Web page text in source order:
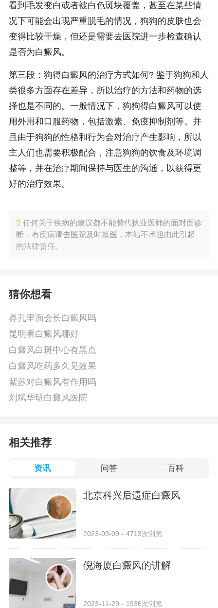
看到毛发变白或者被白色斑块覆盖，甚至在某些情
况下可能会出现严重脱毛的情况，狗狗的皮肤也会
变得比较干燥，但还是需要去医院进一步检查确认
是否为白癜风。
第三段：狗得白癜风的治疗方式如何? 鉴于狗狗和人
类很多方面存在差异，所以治疗的方法和药物的选
择也是不同的。一般情况下，狗狗得白癜风可以使
用外用和口服药物，包括激素、免疫抑制剂等。并
且由于狗狗的性格和行为会对治疗产生影响，所以
主人们也需要积极配合，注意狗狗的饮食及环境调
整等，并在治疗期间保持与医生的沟通，以获得更
好的治疗效果。
任何关于疾病的建议都不能替代执业医师的面对面诊
断，有疾病请去医院及时就医，本站不承担由此引起
的法律责任。
猜你想看
鼻孔里面会长白癜风吗
昆明看白癜风哪好
白癜风白斑中心有黑点
白癜风吃药多久见效果
紫苏对白癜风有作用吗
刘斌华研白癜风医院
相关推荐
资讯 问答 百科
北京科兴后遗症白癜风
2023-09-09 4713次浏览
倪海厦白癜风的讲解
2023-11-29 1936次浏览